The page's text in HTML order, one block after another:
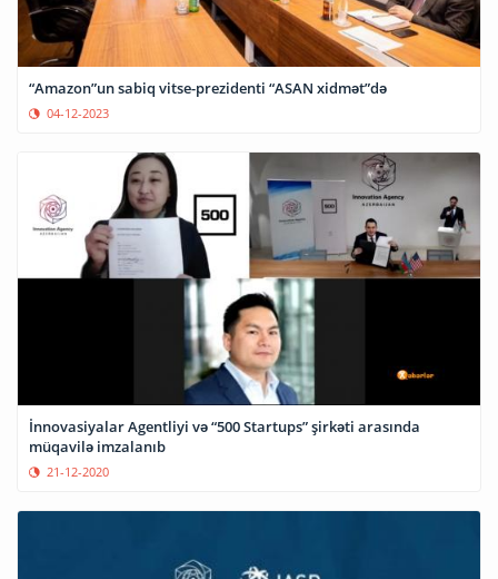
“Amazon”un sabiq vitse-prezidenti “ASAN xidmət”də
04-12-2023
İnnovasiyalar Agentliyi və “500 Startups” şirkəti arasında
müqavilə imzalanıb
21-12-2020